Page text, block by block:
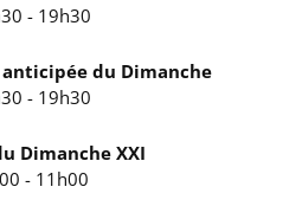
- 19h30
du Dimanche
- 19h30
Dimanche XXI
- 11h00